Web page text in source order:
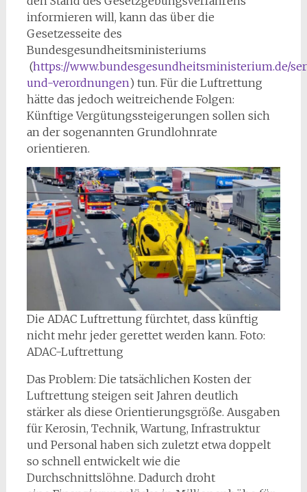
informieren will, kann das über die
Gesetzesseite des
Bundesgesundheitsministeriums
(https://www.bundesgesundheitsministerium.de/
und-verordnungen) tun. Für die Luftrettung
hätte das jedoch weitreichende Folgen:
Künftige Vergütungssteigerungen sollen sich
an der sogenannten Grundlohnrate
orientieren.
Die ADAC Luftrettung fürchtet, dass künftig
nicht mehr jeder gerettet werden kann. Foto:
ADAC-Luftrettung
Das Problem: Die tatsächlichen Kosten der
Luftrettung steigen seit Jahren deutlich
stärker als diese Orientierungsgröße. Ausgaben
für Kerosin, Technik, Wartung, Infrastruktur
und Personal haben sich zuletzt etwa doppelt
so schnell entwickelt wie die
Durchschnittslöhne. Dadurch droht